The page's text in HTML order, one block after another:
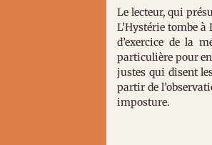
Le lecteur, qui
L’Hystérie tombe à
d’exercice de la
particulière pour
justes qui disent
partir de
imposture.